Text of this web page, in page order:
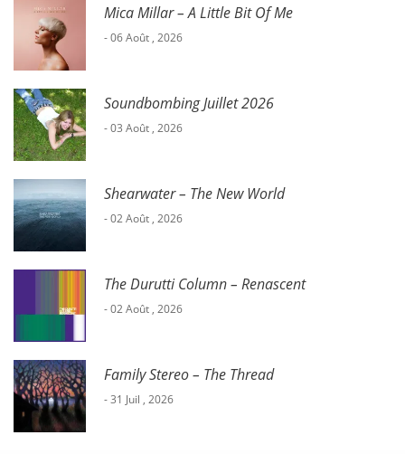
Mica Millar – A Little Bit Of Me
- 06 Août , 2026
Soundbombing Juillet 2026
- 03 Août , 2026
Shearwater – The New World
- 02 Août , 2026
The Durutti Column – Renascent
- 02 Août , 2026
Family Stereo – The Thread
- 31 Juil , 2026